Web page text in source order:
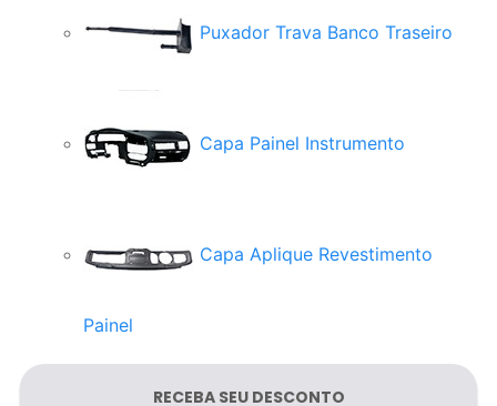
Puxador Trava Banco Traseiro
Capa Painel Instrumento
Capa Aplique Revestimento
Painel
Painel Dianteiro